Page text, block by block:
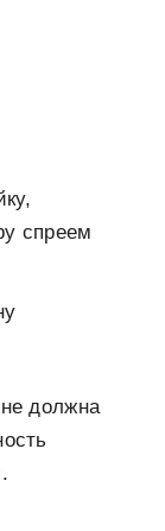
спреем
должна